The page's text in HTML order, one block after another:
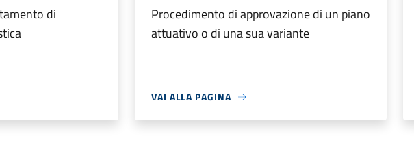
di
Procedimento di approvazione di un piano
attuativo o di una sua variante
VAI ALLA PAGINA